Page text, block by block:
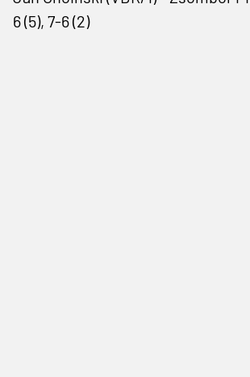
6 (5), 7-6 (2)